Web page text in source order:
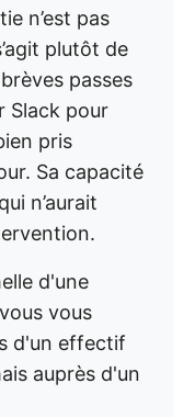
n’est pas
plutôt de
passes
Slack pour
pris
Sa capacité
n’aurait
d'une
vous
d'un effectif
auprès d'un